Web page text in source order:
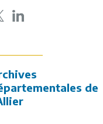
Facebook
sur X
Partager sur LinkedIn
de